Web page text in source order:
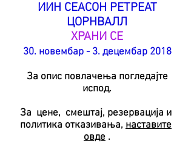
ИИН СЕАСОН РЕТРЕАТ
ЦОРНВАЛЛ
ХРАНИ СЕ
30. новембар - 3. децембар 2018
За опис повлачења погледајте
испод.
За цене, смештај, резервација и
политика отказивања, наставите
овде .